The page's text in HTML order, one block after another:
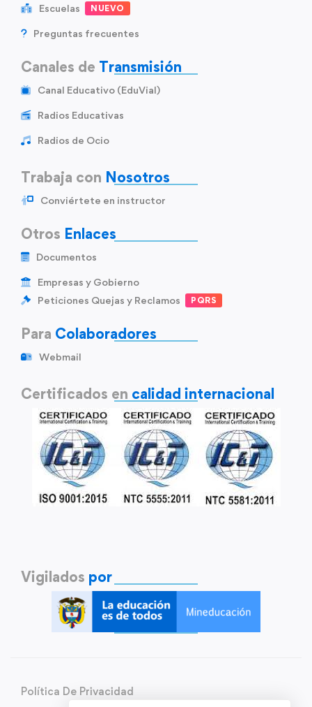
Escuelas NUEVO
Preguntas frecuentes
Canales de Transmisión
Canal Educativo (EduVial)
Radios Educativas
Radios de Ocio
Trabaja con Nosotros
Conviértete en instructor
Otros Enlaces
Documentos
Empresas y Gobierno
Peticiones Quejas y Reclamos
PQRS
Para Colaboradores
Webmail
Certificados en calidad internacional
Vigilados por
Política De Privacidad